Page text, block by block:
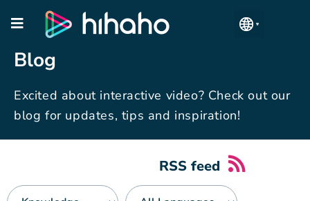
Blog
Excited about interactive video? Check out our
blog for updates, tips and inspiration!
RSS feed